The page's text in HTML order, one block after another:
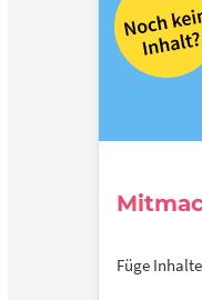
Füge